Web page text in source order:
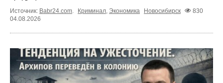
Источник: Babr24.com. Криминал, Экономика Новосибирск
830
04.08.2026